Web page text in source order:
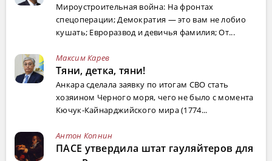
Мироустроительная война: На фронтах
спецоперации; Демократия — это вам не лобио
кушать; Евроразвод и девичья фамилия; От...
Максим Карев
Тяни, детка, тяни!
Анкара сделала заявку по итогам СВО стать
хозяином Черного моря, чего не было с момента
Кючук-Кайнарджийского мира (1774...
Антон Копнин
ПАСЕ утвердила штат гауляйтеров для